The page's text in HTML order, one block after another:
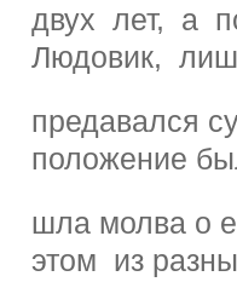
двух лет, а
Людовик,
предавался
положение
шла молва о
этом из